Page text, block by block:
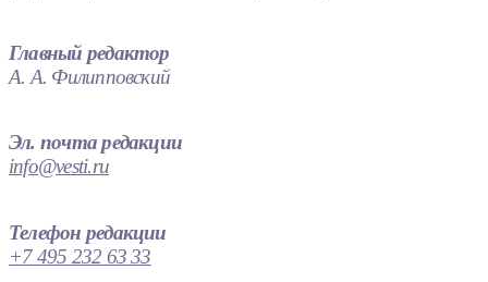
Главный редактор
А. А. Филипповский
Эл. почта редакции
info@vesti.ru
Телефон редакции
+7 495 232 63 33